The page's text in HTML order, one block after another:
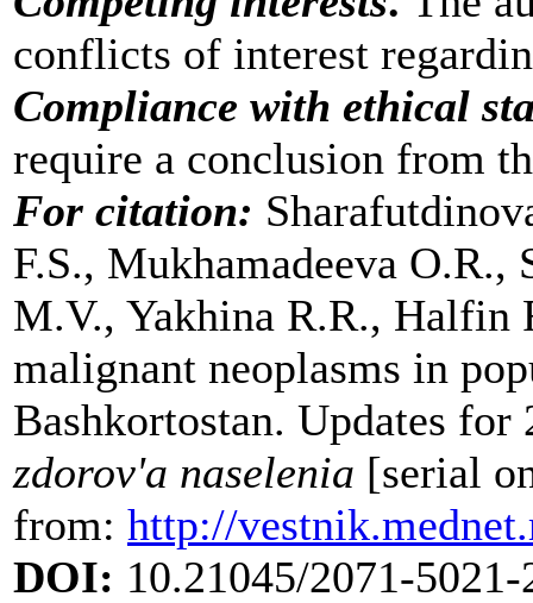
conflicts of interest
Compliance with ethical
require a conclusion from
For citation:
F.S., Mukhamadeeva
M.V., Yakhina R.R., Halfin
malignant neoplasms in
Bashkortostan. Updates
zdorov'a naselenia [serial
from: http://
DOI: 10.21045/2071-